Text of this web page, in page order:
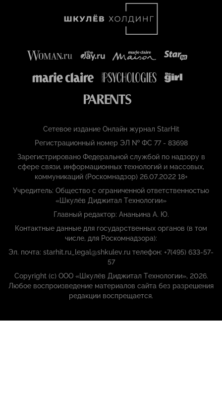
Сетевое издание Онлайн журнал StarHit
Регистрационный номер ЭЛ № ФС 77 - 83698
Зарегистрировано Федеральной службой по надзору в
сфере связи, информационных технологий и массовых,
коммуникаций (Роскомнадзор) 26.07.2022 18+
Учредитель: Общество с ограниченной ответственностью
«Шкулёв Диджитал Технологии»
Главный редактор: Ананьина А. Ю.
Контактные данные для государственных органов (в том
числе, для Роскомнадзора):
Эл. почта: starhit.ru_legal@shkulev.ru телефон: +7(495) 633-57-
57
Copyright (с) ООО «Шкулёв Диджитал Технологии», 2026.
Любое воспроизведение материалов сайта без разрешения
редакции воспрещается.